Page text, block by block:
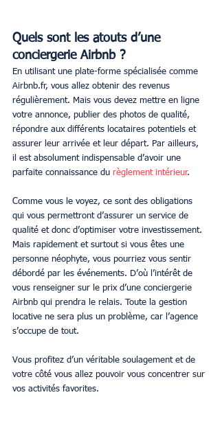
Quels sont les atouts d’une
conciergerie Airbnb ?
En utilisant une plate-forme spécialisée comme
Airbnb.fr, vous allez obtenir des revenus
régulièrement. Mais vous devez mettre en ligne
votre annonce, publier des photos de qualité,
répondre aux différents locataires potentiels et
assurer leur arrivée et leur départ. Par ailleurs,
il est absolument indispensable d’avoir une
parfaite connaissance du règlement intérieur.
Comme vous le voyez, ce sont des obligations
qui vous permettront d’assurer un service de
qualité et donc d’optimiser votre investissement.
Mais rapidement et surtout si vous êtes une
personne néophyte, vous pourriez vous sentir
débordé par les événements. D’où l’intérêt de
vous renseigner sur le prix d’une conciergerie
Airbnb qui prendra le relais. Toute la gestion
locative ne sera plus un problème, car l’agence
s’occupe de tout.
Vous profitez d’un véritable soulagement et de
votre côté vous allez pouvoir vous concentrer sur
vos activités favorites.